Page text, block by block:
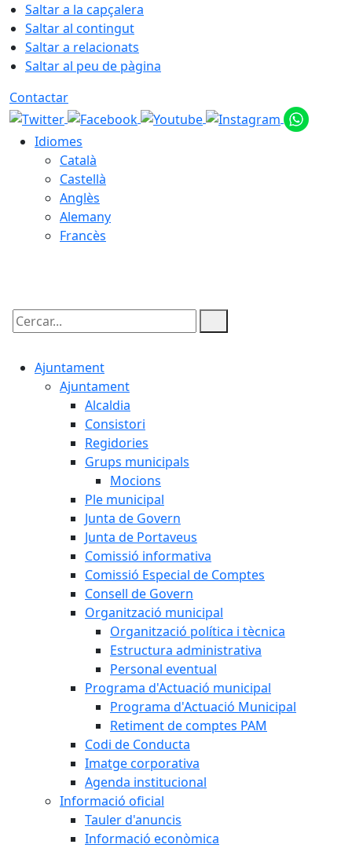
Saltar a la capçalera
Saltar al contingut
Saltar a relacionats
Saltar al peu de pàgina
Contactar
Idiomes
Català
Castellà
Anglès
Alemany
Francès
Cercar:
Ajuntament
Ajuntament
Alcaldia
Consistori
Regidories
Grups municipals
Mocions
Ple municipal
Junta de Govern
Junta de Portaveus
Comissió informativa
Comissió Especial de Comptes
Consell de Govern
Organització municipal
Organització política i tècnica
Estructura administrativa
Personal eventual
Programa d'Actuació municipal
Programa d'Actuació Municipal
Retiment de comptes PAM
Codi de Conducta
Imatge corporativa
Agenda institucional
Informació oficial
Tauler d'anuncis
Informació econòmica